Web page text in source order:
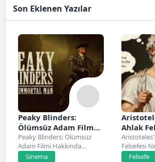
Son Eklenen Yazılar
Peaky Blinders:
Ölümsüz Adam Film
Konusu, Oyuncuları
ve İnceleme
Peaky Blinders: Ölümsüz
Adam Filmi Hakkında
Netflix’te 20 Mart 2026...
Sinema
Ahlak
Felsefesi
AntikFelsefe